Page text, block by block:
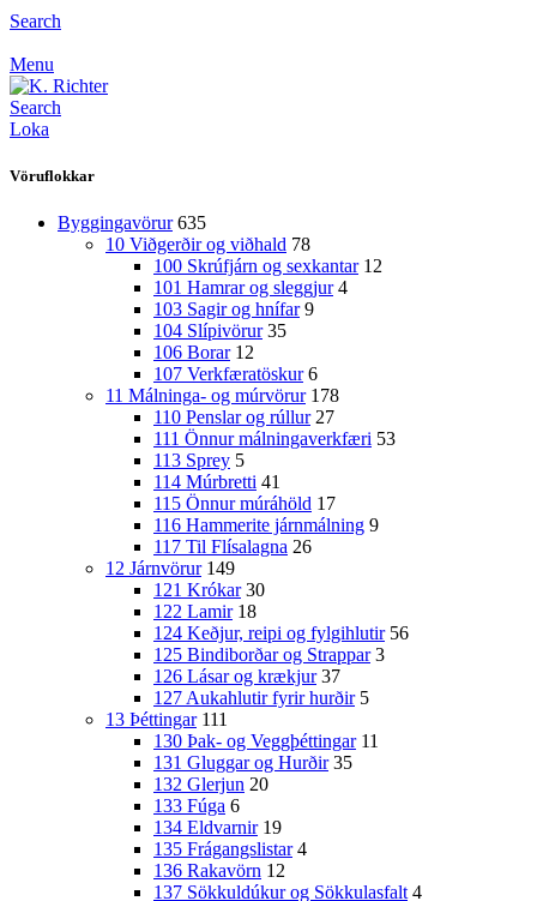
Search
Menu
Search
Loka
Vöruflokkar
Byggingavörur 635
10 Viðgerðir og viðhald 78
100 Skrúfjárn og sexkantar 12
101 Hamrar og sleggjur 4
103 Sagir og hnífar 9
104 Slípivörur 35
106 Borar 12
107 Verkfæratöskur 6
11 Málninga- og múrvörur 178
110 Penslar og rúllur 27
111 Önnur málningaverkfæri 53
113 Sprey 5
114 Múrbretti 41
115 Önnur múráhöld 17
116 Hammerite járnmálning 9
117 Til Flísalagna 26
12 Járnvörur 149
121 Krókar 30
122 Lamir 18
124 Keðjur, reipi og fylgihlutir 56
125 Bindiborðar og Strappar 3
126 Lásar og krækjur 37
127 Aukahlutir fyrir hurðir 5
13 Þéttingar 111
130 Þak- og Veggþéttingar 11
131 Gluggar og Hurðir 35
132 Glerjun 20
133 Fúga 6
134 Eldvarnir 19
135 Frágangslistar 4
136 Rakavörn 12
137 Sökkuldúkur og Sökkulasfalt 4